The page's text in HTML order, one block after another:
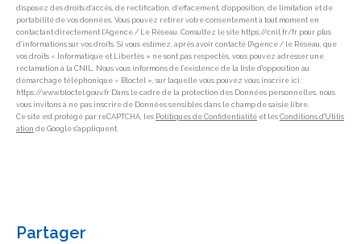
disposez des droits d’accès, de rectification, d’effacement, d’opposition, de limitation et de
portabilité de vos données. Vous pouvez retirer votre consentement à tout moment en
contactant directement l’Agence / Le Réseau. Consultez le site https://cnil.fr/fr pour plus
d’informations sur vos droits. Si vous estimez, après avoir contacté l'Agence / le Réseau, que
vos droits « Informatique et Libertés » ne sont pas respectés, vous pouvez adresser une
réclamation à la CNIL. Nous vous informons de l’existence de la liste d'opposition au
démarchage téléphonique « Bloctel », sur laquelle vous pouvez vous inscrire ici :
https://www.bloctel.gouv.fr Dans le cadre de la protection des Données personnelles, nous
vous invitons à ne pas inscrire de Données sensibles dans le champ de saisie libre.
Ce site est protégé par reCAPTCHA, les Politiques de Confidentialité et les Conditions d'Utilis
ation de Google s'appliquent.
partager